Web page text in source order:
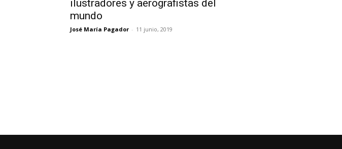
ilustradores y aerografistas del
mundo
José María Pagador - 11 junio, 2019